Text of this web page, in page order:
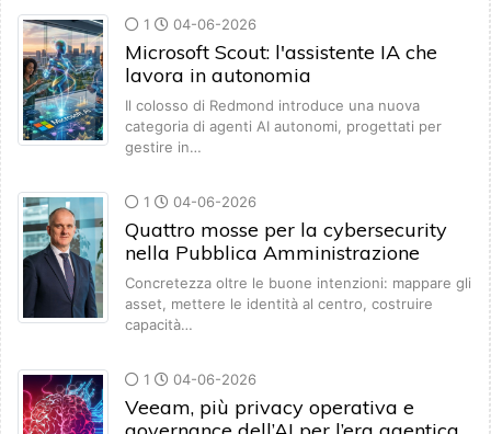
1 04-06-2026
Microsoft Scout: l'assistente IA che
lavora in autonomia
Il colosso di Redmond introduce una nuova
categoria di agenti AI autonomi, progettati per
gestire in…
1 04-06-2026
Quattro mosse per la cybersecurity
nella Pubblica Amministrazione
Concretezza oltre le buone intenzioni: mappare gli
asset, mettere le identità al centro, costruire
capacità…
1 04-06-2026
Veeam, più privacy operativa e